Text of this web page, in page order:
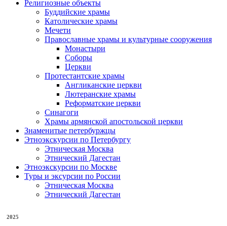
Религиозные объекты
Буддийские храмы
Католические храмы
Мечети
Православные храмы и культурные сооружения
Монастыри
Соборы
Церкви
Протестантские храмы
Англиканские церкви
Лютеранские храмы
Реформатские церкви
Синагоги
Храмы армянской апостольской церкви
Знаменитые петербуржцы
Этноэкскурсии по Петербургу
Этническая Москва
Этнический Дагестан
Этноэкскурсии по Москве
Туры и эксурсии по России
Этническая Москва
Этнический Дагестан
2025